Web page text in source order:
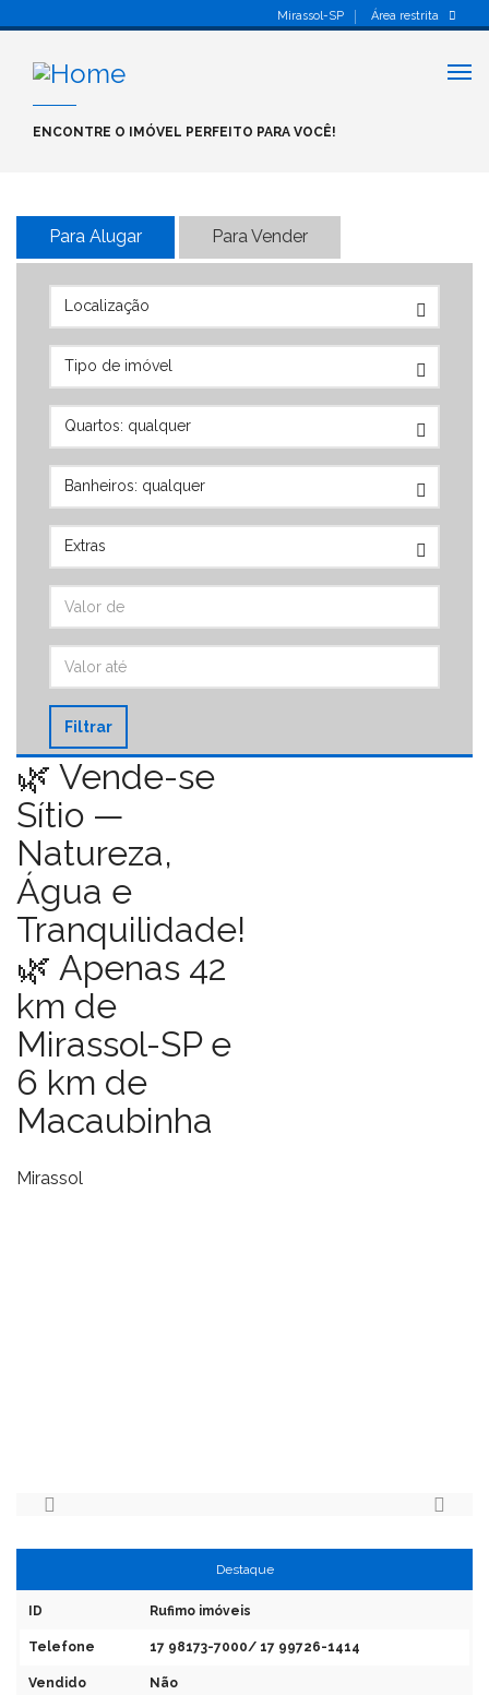
Mirassol-SP Área restrita
ENCONTRE O IMÓVEL PERFEITO PARA VOCÊ!
Para Alugar Para Vender
Filtrar
🌿 Vende-se
Sítio —
Natureza,
Água e
Tranquilidade!
🌿 Apenas 42
km de
Mirassol-SP e
6 km de
Macaubinha
Mirassol
Destaque
ID Rufimo imóveis
Telefone 17 98173-7000/ 17 99726-1414
Vendido Não